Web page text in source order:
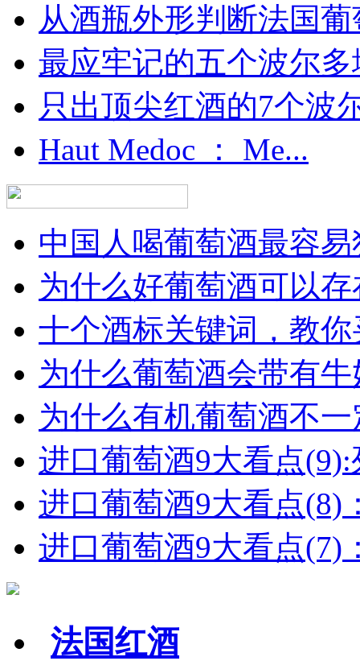
从酒瓶外形判断法国
最应牢记的五个波尔多
只出顶尖红酒的7个波
Haut Medoc ： Me...
中国人喝葡萄酒最容
为什么好葡萄酒可以
十个酒标关键词，教
为什么葡萄酒会带有
为什么有机葡萄酒不
进口葡萄酒9大看点(9):
进口葡萄酒9大看点(8)
进口葡萄酒9大看点(7)
法国红酒